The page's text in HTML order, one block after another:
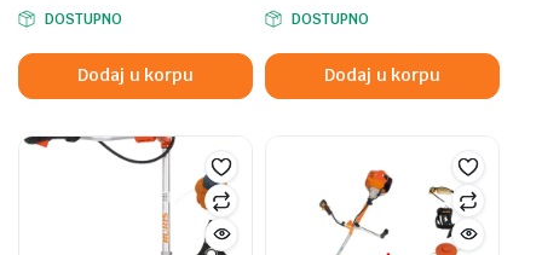
DOSTUPNO
Dodaj u korpu
DOSTUPNO
Dodaj u korpu